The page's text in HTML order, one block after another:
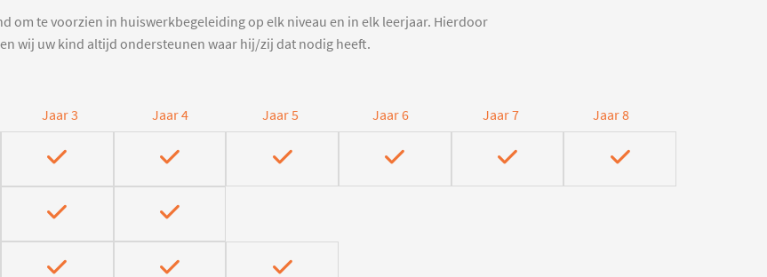
om te voorzien in huiswerkbegeleiding op elk niveau en in elk leerjaar. Hierdoor
wij uw kind altijd ondersteunen waar hij/zij dat nodig heeft.
Jaar 3 Jaar 4 Jaar 5 Jaar 6 Jaar 7 Jaar 8